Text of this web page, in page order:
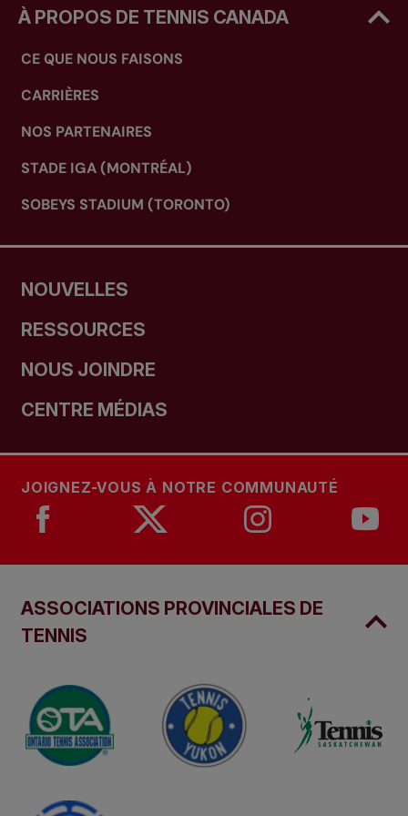
À PROPOS DE TENNIS CANADA
CE QUE NOUS FAISONS
CARRIÈRES
NOS PARTENAIRES
STADE IGA (MONTRÉAL)
SOBEYS STADIUM (TORONTO)
NOUVELLES
RESSOURCES
NOUS JOINDRE
CENTRE MÉDIAS
JOIGNEZ-VOUS À NOTRE COMMUNAUTÉ
ASSOCIATIONS PROVINCIALES DE
TENNIS